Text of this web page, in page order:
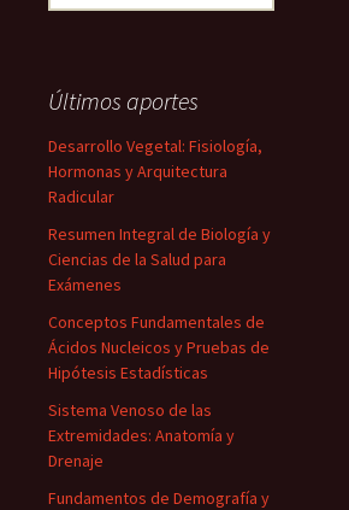
Últimos aportes
Desarrollo Vegetal: Fisiología,
Hormonas y Arquitectura
Radicular
Resumen Integral de Biología y
Ciencias de la Salud para
Exámenes
Conceptos Fundamentales de
Ácidos Nucleicos y Pruebas de
Hipótesis Estadísticas
Sistema Venoso de las
Extremidades: Anatomía y
Drenaje
Fundamentos de Demografía y